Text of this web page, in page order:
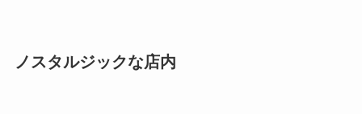
ノスタルジックな店内